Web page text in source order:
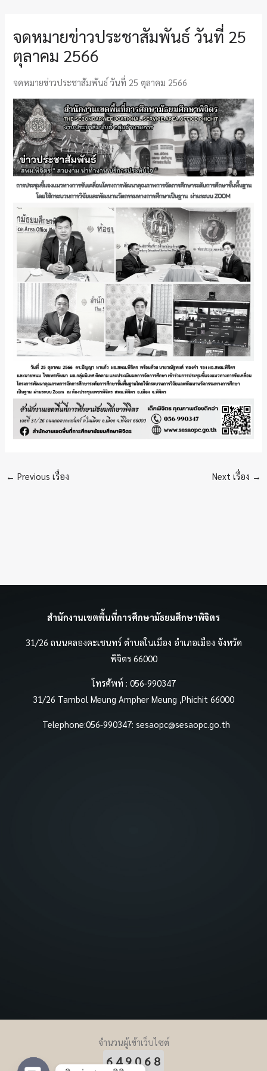
จดหมายข่าวประชาสัมพันธ์ วันที่ 25
ตุลาคม 2566
จดหมายข่าวประชาสัมพันธ์ วันที่ 25 ตุลาคม 2566
← Previous เรื่อง Next เรื่อง →
สำนักงานเขตพื้นที่การศึกษามัธยมศึกษาพิจิตร
31/26 ถนนคลองคะเชนทร์ ตำบลในเมือง อำเภอเมือง จังหวัด
พิจิตร 66000
โทรศัพท์ : 056-990347
31/26 Tambol Meung Ampher Meung ,Phichit 66000
Telephone:056-990347: sesaopc@sesaopc.go.th
จำนวนผู้เข้าเว็บไซต์
649068